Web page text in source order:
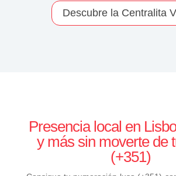
Descubre la Centralita
Presencia local en
y más sin moverte de
(+351)